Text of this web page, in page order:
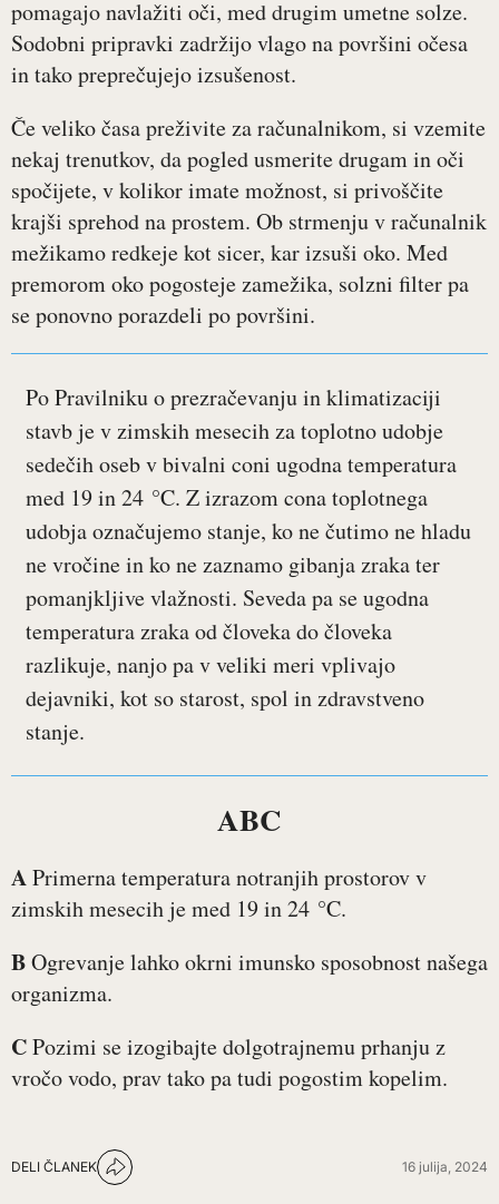
pomagajo navlažiti oči, med drugim umetne solze.
Sodobni pripravki zadržijo vlago na površini očesa
in tako preprečujejo izsušenost.
Če veliko časa preživite za računalnikom, si vzemite
nekaj trenutkov, da pogled usmerite drugam in oči
spočijete, v kolikor imate možnost, si privoščite
krajši sprehod na prostem. Ob strmenju v računalnik
mežikamo redkeje kot sicer, kar izsuši oko. Med
premorom oko pogosteje zamežika, solzni filter pa
se ponovno porazdeli po površini.
Po Pravilniku o prezračevanju in klimatizaciji
stavb je v zimskih mesecih za toplotno udobje
sedečih oseb v bivalni coni ugodna temperatura
med 19 in 24 °C. Z izrazom cona toplotnega
udobja označujemo stanje, ko ne čutimo ne hladu
ne vročine in ko ne zaznamo gibanja zraka ter
pomanjkljive vlažnosti. Seveda pa se ugodna
temperatura zraka od človeka do človeka
razlikuje, nanjo pa v veliki meri vplivajo
dejavniki, kot so starost, spol in zdravstveno
stanje.
ABC
APrimerna temperatura notranjih prostorov v
zimskih mesecih je med 19 in 24 °C.
BOgrevanje lahko okrni imunsko sposobnost našega
organizma.
CPozimi se izogibajte dolgotrajnemu prhanju z
vročo vodo, prav tako pa tudi pogostim kopelim.
DELI ČLANEK 16 julija, 2024